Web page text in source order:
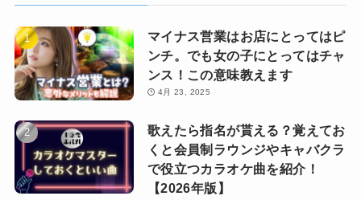
マイナス営業はお店にとってはピ
ンチ。でも女の子にとってはチャ
ンス！この意味教えます
4月 23, 2025
歌えたら指名が貰える？覚えてお
くと会員制ラウンジやキャバクラ
で役立つカラオケ曲を紹介！
【2026年版】